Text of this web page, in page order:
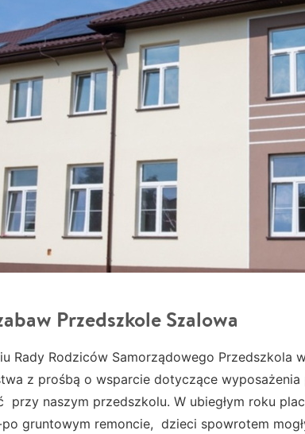
Przedszkole Szalowa
Rady Rodziców Samorządowego Przedszkola
z prośbą o wsparcie dotyczące wyposażenia
przy naszym przedszkolu. W ubiegłym roku
gruntowym remoncie, dzieci spowrotem